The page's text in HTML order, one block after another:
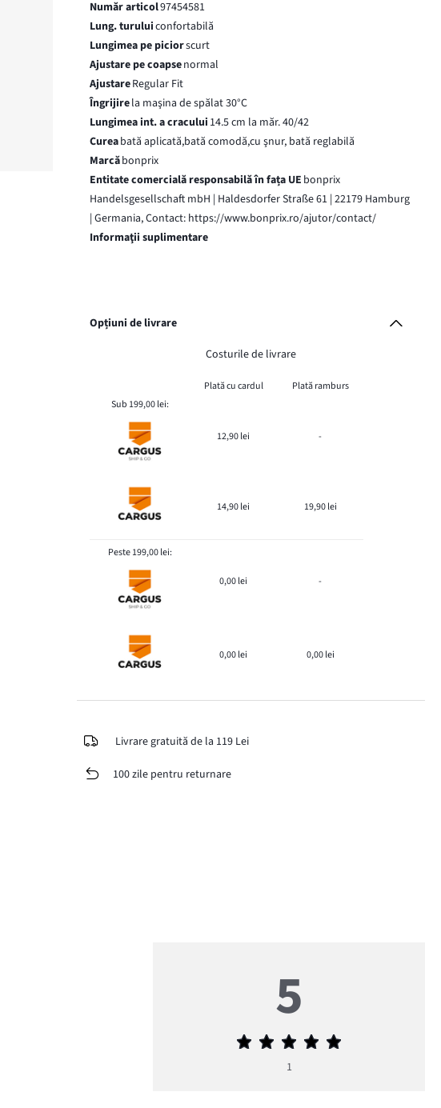
Număr articol97454581
Lung. turuluiconfortabilă
Lungimea pe piciorscurt
Ajustare pe coapsenormal
AjustareRegular Fit
Îngrijirela maşina de spălat 30°C
Lungimea int. a cracului 14.5 cm la măr. 40/42
Cureabată aplicată,bată comodă,cu şnur, bată reglabilă
Marcăbonprix
Entitate comercială responsabilă în fața UE bonprix
Handelsgesellschaft mbH | Haldesdorfer Straße 61 | 22179 Hamburg
| Germania, Contact: https://www.bonprix.ro/ajutor/contact/
Informaţii suplimentare
Opțiuni de livrare
Costurile de livrare
Plată cu cardul
Plată ramburs
Sub 199,00 lei:
12,90 lei -
14,90 lei 19,90 lei
Peste 199,00 lei:
0,00 lei -
0,00 lei 0,00 lei
Livrare gratuită de la 119 Lei
100 zile pentru returnare
5
Evaluarea
5
1